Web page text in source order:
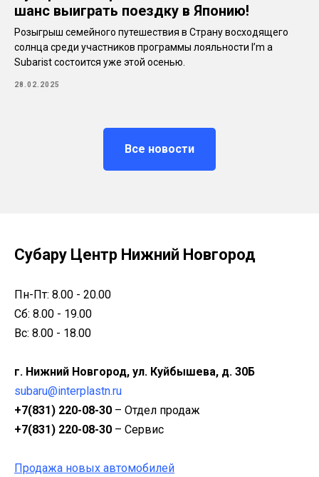
шанс выиграть поездку в Японию!
Розыгрыш семейного путешествия в Страну восходящего
солнца среди участников программы лояльности I’m a
Subarist состоится уже этой осенью.
28.02.2025
Все новости
Субару Центр Нижний Новгород
Пн-Пт: 8.00 - 20.00
Сб: 8.00 - 19.00
Вс: 8.00 - 18.00
г. Нижний Новгород, ул. Куйбышева, д. 30Б
subaru@interplastn.ru
+7(831) 220-08-30 – Отдел продаж
+7(831) 220-08-30 – Сервис
Продажа новых автомобилей